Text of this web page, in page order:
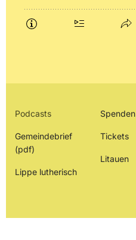
Podcasts
Gemeindebrief
(pdf)
Lippe lutherisch
Spenden
Tickets
Litauen